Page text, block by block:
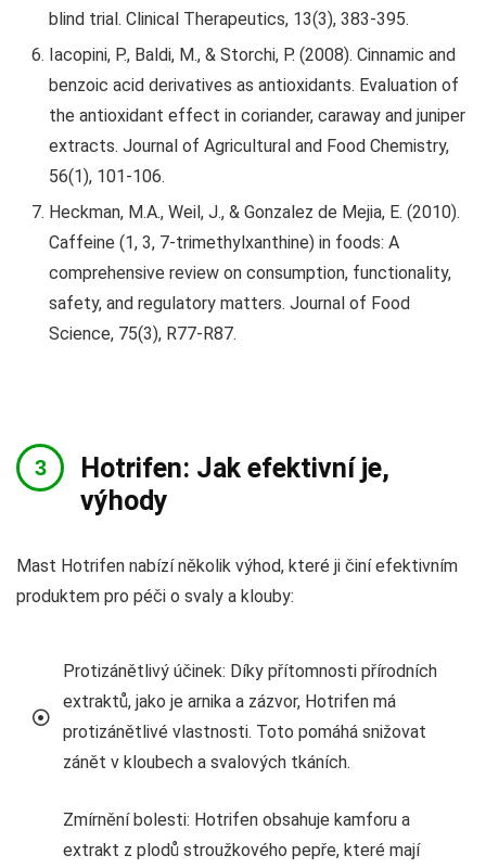
blind trial. Clinical Therapeutics, 13(3), 383-395.
Iacopini, P., Baldi, M., & Storchi, P. (2008). Cinnamic and
benzoic acid derivatives as antioxidants. Evaluation of
the antioxidant effect in coriander, caraway and juniper
extracts. Journal of Agricultural and Food Chemistry,
56(1), 101-106.
Heckman, M.A., Weil, J., & Gonzalez de Mejia, E. (2010).
Caffeine (1, 3, 7‐trimethylxanthine) in foods: A
comprehensive review on consumption, functionality,
safety, and regulatory matters. Journal of Food
Science, 75(3), R77-R87.
Hotrifen: Jak efektivní je,
výhody
Mast Hotrifen nabízí několik výhod, které ji činí efektivním
produktem pro péči o svaly a klouby:
Protizánětlivý účinek: Díky přítomnosti přírodních
extraktů, jako je arnika a zázvor, Hotrifen má
protizánětlivé vlastnosti. Toto pomáhá snižovat
zánět v kloubech a svalových tkáních.
Zmírnění bolesti: Hotrifen obsahuje kamforu a
extrakt z plodů stroužkového pepře, které mají